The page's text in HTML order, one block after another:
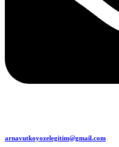
arnavutkoyozelegitim@gmail.com